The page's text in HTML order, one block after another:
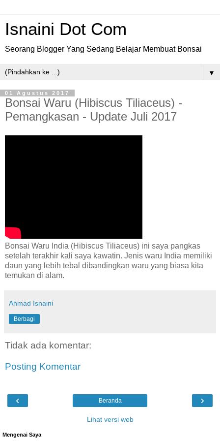
Isnaini Dot Com
Seorang Blogger Yang Sedang Belajar Membuat Bonsai
▼
01 Agustus 2017
Bonsai Waru (Hibiscus Tiliaceus) -
Pemangkasan - Update Juli 2017
Bonsai Waru India (Hibiscus Tiliaceus) ini saya pangkas
setelah terakhir kali saya kawatin. Jenis waru India memiliki
daun yang lebih tebal dibandingkan waru yang biasa kita
temukan di alam.
Ahmad Isnaini
Berbagi
Tidak ada komentar:
Posting Komentar
‹ ›
Beranda
Lihat versi web
Mengenai Saya